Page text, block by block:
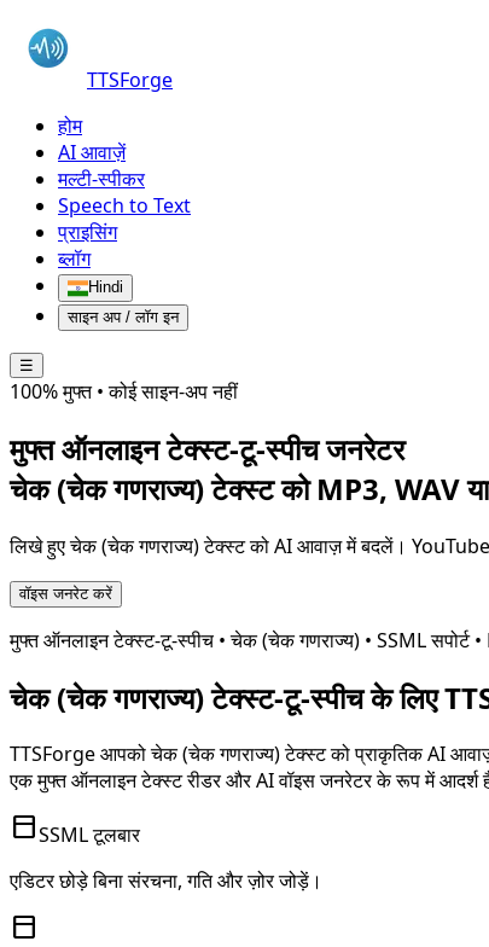
TTSForge
होम
AI आवाज़ें
मल्टी-स्पीकर
Speech to Text
प्राइसिंग
ब्लॉग
Hindi
साइन अप / लॉग इन
☰
100% मुफ्त • कोई साइन-अप नहीं
मुफ्त ऑनलाइन टेक्स्ट-टू-स्पीच जनरेटर
चेक (चेक गणराज्य)टेक्स्ट को MP3, WAV
लिखे हुएचेक (चेक गणराज्य)टेक्स्ट को AI आवाज़ में बदलें। YouTube,
वॉइस जनरेट करें
मुफ्त ऑनलाइन टेक्स्ट-टू-स्पीच •चेक (चेक गणराज्य) • SSML सपोर्ट
चेक (चेक गणराज्य)टेक्स्ट-टू-स्पीच के लिए
TTSForge आपकोचेक (चेक गणराज्य)टेक्स्ट को प्राकृतिक AI
एक मुफ्त ऑनलाइन टेक्स्ट रीडर और AI वॉइस जनरेटर के रूप में आदर्श
toolbarSSML टूलबार
एडिटर छोड़े बिना संरचना, गति और ज़ोर जोड़ें।
toolbar